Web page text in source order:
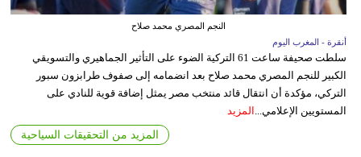
النجم المصري محمد صلاح
أنقرة - المغرب اليوم
سلطت صحيفة ساعت 61 التركية الضوء على التأثير الجماهيري والتسويقي
الكبير للنجم المصري محمد صلاح بعد انضمامه إلى صفوف طرابزون سبور
التركي، مؤكدة أن انتقال قائد منتخب مصر يمثل إضافة قوية للنادي على
المستويين الإعلامي...
المزيد
المزيد من التحقيقات السياحية